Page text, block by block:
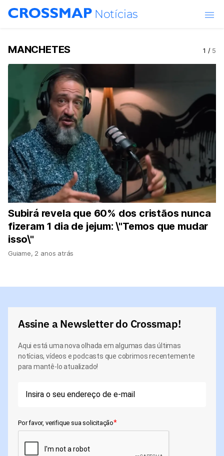
Skip to main content Notícias
MANCHETES 1 / 5
Subirá revela que 60% dos cristãos nunca
fizeram 1 dia de jejum: \"Temos que mudar
isso\"
Guiame, 2 anos atrás
Assine a Newsletter do Crossmap!
Aqui está uma nova olhada em algumas das últimas
notícias, vídeos e podcasts que cobrimos recentemente
para mantê-lo atualizado!
Por favor, verifique sua solicitação*